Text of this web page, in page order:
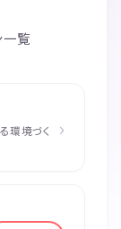
一覧
環境づく
›